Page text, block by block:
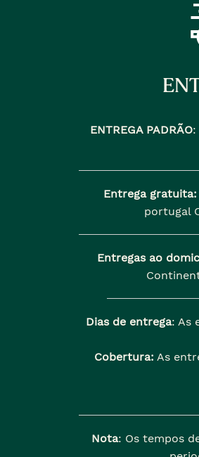
ENTREGA PADRÃO:
Entrega gratuita:
portugal
Entregas ao
Dias de entrega: As
Cobertura: As
Nota: Os tempos